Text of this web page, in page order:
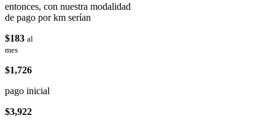
entonces, con nuestra modalidad
de pago por km serían
$183 al
mes
$1,726
pago inicial
$3,922